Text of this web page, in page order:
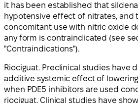
it has been established that
hypotensive effect of nitrates, and
concomitant use with nitric oxide
any form is contraindicated (see
"Contraindications").
Riociguat. Preclinical studies have
additive systemic effect of
when PDE5 inhibitors are used
riociguat. Clinical studies have